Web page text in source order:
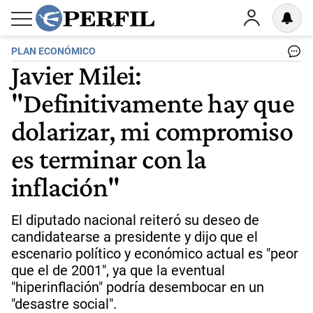
PLAN ECONÓMICO
Javier Milei:
"Definitivamente hay que
dolarizar, mi compromiso
es terminar con la
inflación"
El diputado nacional reiteró su deseo de
candidatearse a presidente y dijo que el
escenario político y económico actual es "peor
que el de 2001", ya que la eventual
"hiperinflación" podría desembocar en un
"desastre social".